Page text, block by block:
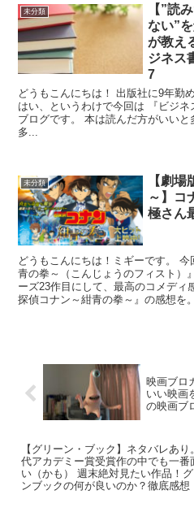
未分類
【”読
ない”
が教え
ジネス
7
どうもこんにちは！ 出版社に9年勤
はい、というわけで今回は 『ビジ
ブログです。 本は読んだ方がいい
多...
未分類
【劇
～】コ
極さん
どうもこんにちは！ミギーです。
青の拳～（こんじょうのフィスト）
ーズ23作目にして、最高のコメディ
探偵コナン～紺青の拳～』の感想を
映画ブロ
いい映画
の映画ブ
【グリーン・ブック】ネタバレあり
代アカデミー賞受賞作の中でも一番
い（かも） 週末絶対見たい作品！
ンブックの何が良いのか？徹底感想